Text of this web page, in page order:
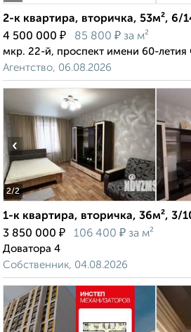
2-к квартира, вторичка, 53м², 6/
4 500 000 ₽ 85 800 ₽ за м²
мкр. 22-й, проспект имени 60-
Агентство, 06.08.2026
2/2
‹
1-к квартира, вторичка, 36м², 3/
3 850 000 ₽ 106 400 ₽ за м²
Доватора 4
Собственник, 04.08.2026